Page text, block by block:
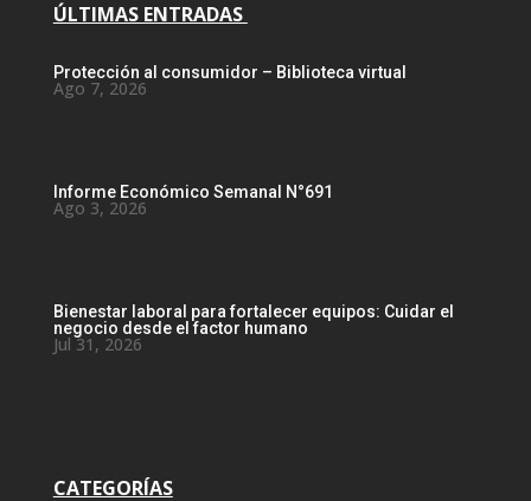
ÚLTIMAS ENTRADAS
Protección al consumidor – Biblioteca virtual
Ago 7, 2026
Informe Económico Semanal N°691
Ago 3, 2026
Bienestar laboral para fortalecer equipos: Cuidar el
negocio desde el factor humano
Jul 31, 2026
CATEGORÍAS